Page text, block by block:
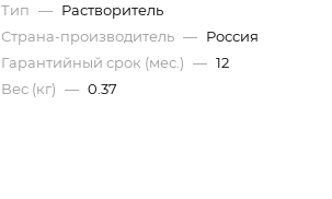
Тип — Растворитель
Страна-производитель — Россия
Гарантийный срок (мес.) — 12
Вес (кг) — 0.37